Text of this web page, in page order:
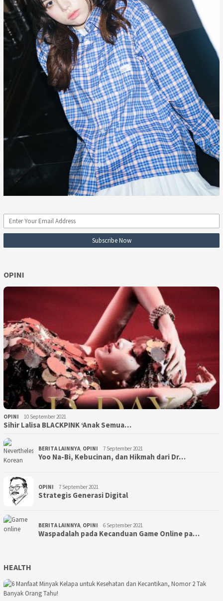
OPINI
OPINI 10 September 2021
Sihir Lalisa BLACKPINK ‘Anak Semua…
BERITA LAINNYA OPINI 7 September 2021
Yoo Na-Bi, Kebucinan, dan Hikmah dari Dr…
OPINI 7 September 2021
Strategis Generasi Digital
BERITA LAINNYA OPINI 6 September 2021
Waspadalah pada Kecanduan Game Online pa…
HEALTH